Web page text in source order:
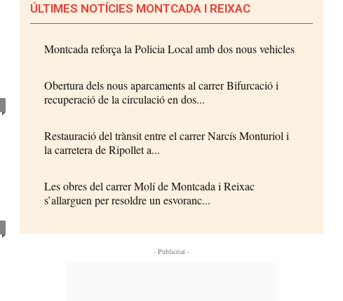
ÚLTIMES NOTÍCIES MONTCADA I REIXAC
Montcada reforça la Policia Local amb dos nous vehicles
Obertura dels nous aparcaments al carrer Bifurcació i
recuperació de la circulació en dos...
Restauració del trànsit entre el carrer Narcís Monturiol i
la carretera de Ripollet a...
Les obres del carrer Molí de Montcada i Reixac
s’allarguen per resoldre un esvoranc...
- Publicitat -